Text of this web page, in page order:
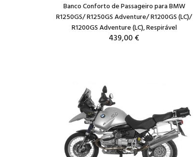
Banco Conforto de Passageiro para BMW
R1250GS/ R1250GS Adventure/ R1200GS (LC)/
R1200GS Adventure (LC), Respirável
439,00 €